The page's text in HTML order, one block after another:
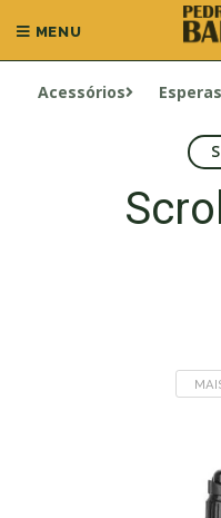
MENU
Acessórios